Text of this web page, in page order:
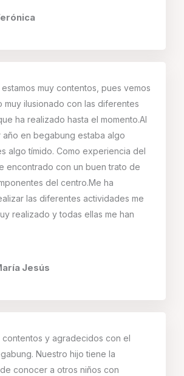
estamos muy contentos, pues vemos
muy ilusionado con las diferentes
ha realizado hasta el momento.Al
año en begabung estaba algo
algo tímido. Como experiencia del
encontrado con un buen trato de
del centro.Me ha
las diferentes actividades me
realizado y todas ellas me han
Jesús
contentos y agradecidos con el
Nuestro hijo tiene la
conocer a otros niños con